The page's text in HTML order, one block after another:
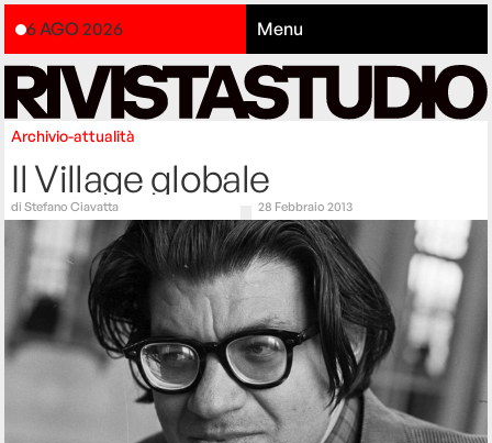
6 AGO 2026 Menu
Archivio-attualità
Il Village globale
diStefano Ciavatta 28 Febbraio 2013